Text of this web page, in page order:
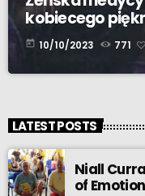
kobiecego
today 10/10/2023 771
LATEST POSTS
Niall
of